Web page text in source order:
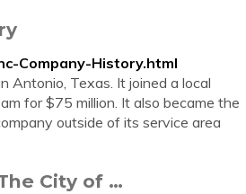
Company-History.html
Antonio, Texas. It joined a local
for $75 million. It also became the
outside of its service area
City of …